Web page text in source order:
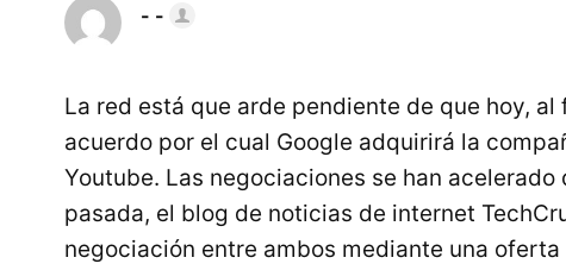
- -
La red está que arde pendiente de que hoy,
acuerdo por el cual Google adquirirá la
Youtube. Las negociaciones se han
pasada, el blog de noticias de internet
negociación entre ambos mediante una